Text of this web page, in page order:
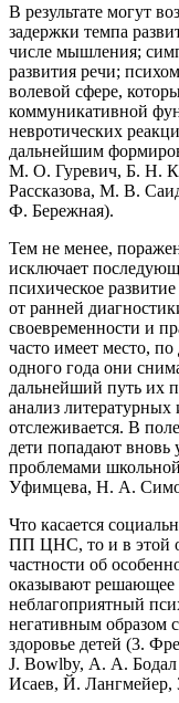
В результате могут
задержки темпа
числе мышления;
развития речи;
волевой сфере,
коммуникативной
невротических
дальнейшим
М. О. Гуревич, Б. Н.
Рассказова, М. В.
Ф. Бережная).
Тем не менее,
исключает
психическое
от ранней
своевременности и
часто имеет место,
одного года они
дальнейший путь их
анализ литературных
отслеживается. В
дети попадают вновь
проблемами
Уфимцева, Н. А.
Что касается
ПП ЦНС, то и в этой
частности об
оказывают решающее
неблагоприятный
негативным образом
здоровье детей (3.
J. Bowlby, А. А.
Исаев, Й. Лангмейер,